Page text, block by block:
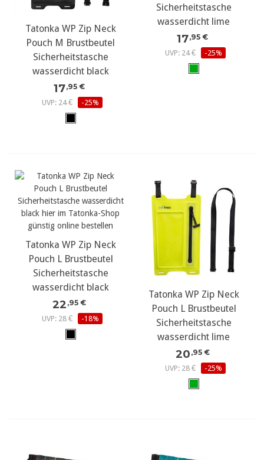
Tatonka WP Zip Neck
Pouch M Brustbeutel
Sicherheitstasche
wasserdicht black
17,95 €
UVP: 24 €
-25%
Sicherheitstasche
wasserdicht lime
17,95 €
UVP: 24 €
-25%
Tatonka WP Zip Neck
Pouch L Brustbeutel
Sicherheitstasche
wasserdicht black
22 ,95 €
UVP: 28 €
-18%
Tatonka WP Zip Neck
Pouch L Brustbeutel
Sicherheitstasche
wasserdicht lime
20 ,95 €
UVP: 28 €
-25%